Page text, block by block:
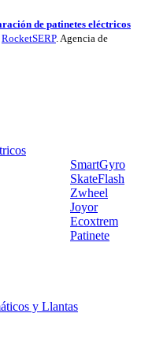
de patinetes eléctricos
RocketSERP. Agencia de
SmartGyro
SkateFlash
Zwheel
Joyor
Ecoxtrem
Patinete
y Llantas